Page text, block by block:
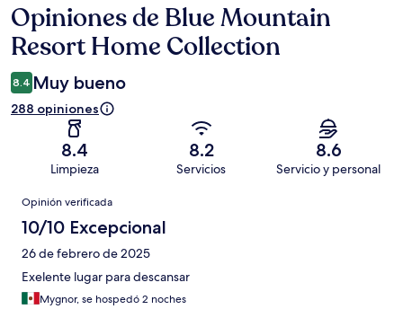
Opiniones
Opiniones de Blue Mountain
Resort Home Collection
8.4 Muy bueno
288 opiniones
8.4
Limpieza
8.2
Servicios
8.6
Servicio y personal
Opiniones
Opinión verificada
10/10 Excepcional
26 de febrero de 2025
Exelente lugar para descansar
Mygnor, se hospedó 2 noches